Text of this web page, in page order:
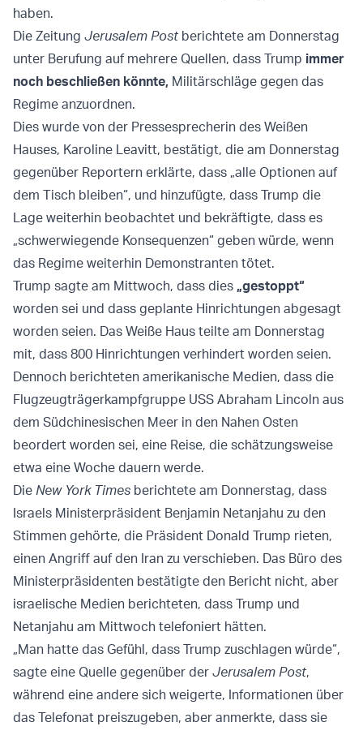
haben.
Die Zeitung Jerusalem Post berichtete am Donnerstag
unter Berufung auf mehrere Quellen, dass Trump immer
noch beschließen könnte, Militärschläge gegen das
Regime anzuordnen.
Dies wurde von der Pressesprecherin des Weißen
Hauses, Karoline Leavitt, bestätigt, die am Donnerstag
gegenüber Reportern erklärte, dass „alle Optionen auf
dem Tisch bleiben“, und hinzufügte, dass Trump die
Lage weiterhin beobachtet und bekräftigte, dass es
„schwerwiegende Konsequenzen“ geben würde, wenn
das Regime weiterhin Demonstranten tötet.
Trump sagte am Mittwoch, dass dies „gestoppt“
worden sei und dass geplante Hinrichtungen abgesagt
worden seien. Das Weiße Haus teilte am Donnerstag
mit, dass 800 Hinrichtungen verhindert worden seien.
Dennoch berichteten amerikanische Medien, dass die
Flugzeugträgerkampfgruppe USS Abraham Lincoln aus
dem Südchinesischen Meer in den Nahen Osten
beordert worden sei, eine Reise, die schätzungsweise
etwa eine Woche dauern werde.
Die New York Times berichtete am Donnerstag, dass
Israels Ministerpräsident Benjamin Netanjahu zu den
Stimmen gehörte, die Präsident Donald Trump rieten,
einen Angriff auf den Iran zu verschieben. Das Büro des
Ministerpräsidenten bestätigte den Bericht nicht, aber
israelische Medien berichteten, dass Trump und
Netanjahu am Mittwoch telefoniert hätten.
„Man hatte das Gefühl, dass Trump zuschlagen würde“,
sagte eine Quelle gegenüber der Jerusalem Post,
während eine andere sich weigerte, Informationen über
das Telefonat preiszugeben, aber anmerkte, dass sie